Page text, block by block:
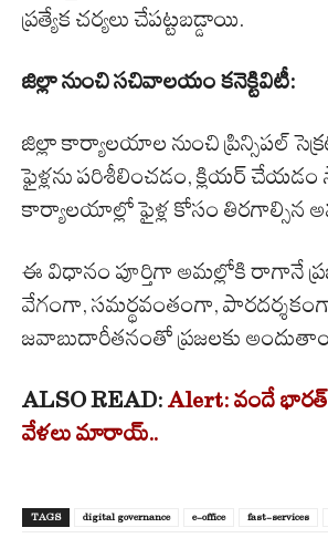
ప్రత్యేక చర్యలు చేపట్టబడ్డాయి.
జిల్లా నుంచి సచివాలయం కనెక్టివిటీ:
జిల్లా కార్యాలయాల నుంచి ప్రిన్సిపల్
ఫైళ్లను పరిశీలించడం, క్లియర్
కార్యాలయాల్లో ఫైళ్ల కోసం తిరగాల్సిన
ఈ విధానం పూర్తిగా అమల్లోకి రాగానే
వేగంగా, సమర్థవంతంగా,
జవాబుదారీతనంతో ప్రజలకు
ALSO READ: Alert: వందే భారత్
వేళలు మారాయ్..
TAGS digital governance e-office fast-services